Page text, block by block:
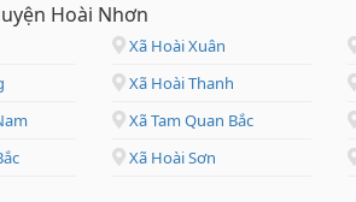
Hoài Nhơn
Xã Hoài Xuân
Xã Hoài Thanh
Xã Tam Quan Bắc
Xã Hoài Sơn